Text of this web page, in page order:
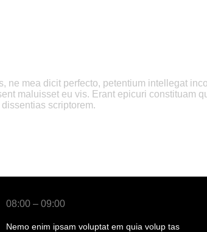
ne mea dicit perfecto, petentium intellegat
maluisset eu vis. Erant epicuri constituam
scriptorem.
08:00 – 09:00
Nemo enim ipsam voluptat em quia volup tas